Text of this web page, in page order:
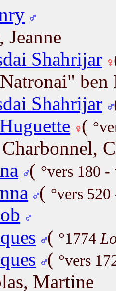
Jeanne
Shahrijar
ben
Shahrijar
(
( °vers 180 -
( °vers 520
( °1774
( °vers
Martine